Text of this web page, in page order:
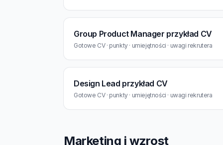
Group Product Manager przykład CV
Gotowe CV · punkty · umiejętności · uwagi rekrutera
Design Lead przykład CV
Gotowe CV · punkty · umiejętności · uwagi rekrutera
Marketing i wzrost